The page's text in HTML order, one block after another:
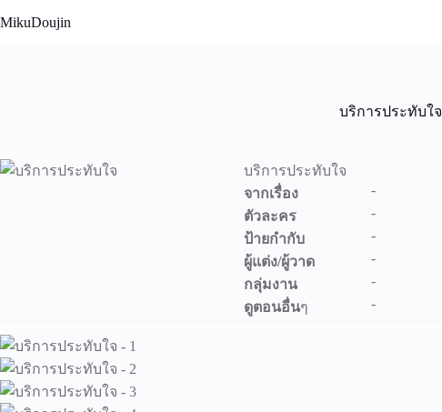
to
MikuDoujin
บริการประทับใจ
บริการประทับใจ
จากเรื่อง
-
ตัวละคร
-
ป้ายกำกับ
-
ผู้แต่ง/ผู้วาด
-
กลุ่มงาน
-
ดูตอนอื่นๆ -